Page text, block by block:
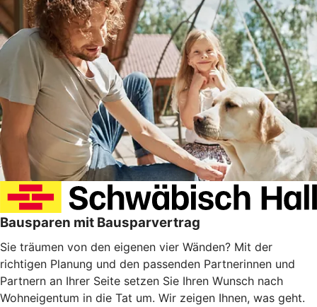
Bausparen mit Bausparvertrag
Sie träumen von den eigenen vier Wänden? Mit der
richtigen Planung und den passenden Partnerinnen und
Partnern an Ihrer Seite setzen Sie Ihren Wunsch nach
Wohneigentum in die Tat um. Wir zeigen Ihnen, was geht.